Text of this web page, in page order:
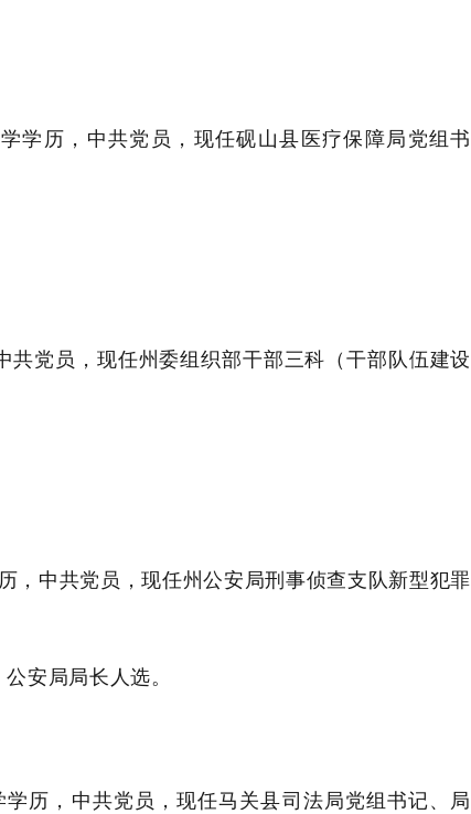
学历， 中共党员 ， 现任砚山县医疗保障局党组书
共党员 ， 现任州委组织部干部三科（干部队伍建设
， 中共党员 ，现任州公安局刑事侦查支队新型犯罪
安局局长人选。
历， 中共党员，现任马关县司法局党组书记、局